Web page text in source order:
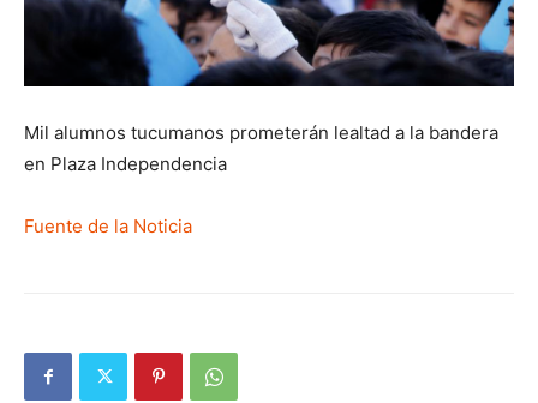
Mil alumnos tucumanos prometerán lealtad a la bandera
en Plaza Independencia
Fuente de la Noticia